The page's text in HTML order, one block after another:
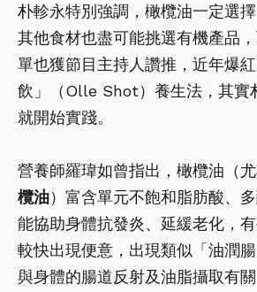
朴軫永特別強調，橄欖油一定選
其他食材也盡可能挑選有機產品
單也獲節目主持人讚推，近年爆
飲」（Olle Shot）養生法，其實
就開始實踐。
營養師羅瑋如曾指出，橄欖油（
欖油）富含單元不飽和脂肪酸、
能協助身體抗發炎、延緩老化，
較快出現便意，出現類似「油潤
與身體的腸道反射及油脂攝取有